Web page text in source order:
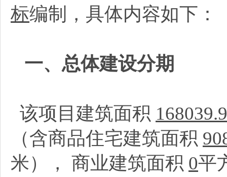
标编制，具体内容如下：
一、总体建设分期
该项目建筑面积
（含商品住宅建筑面积
米）， 商业建筑面积 0平